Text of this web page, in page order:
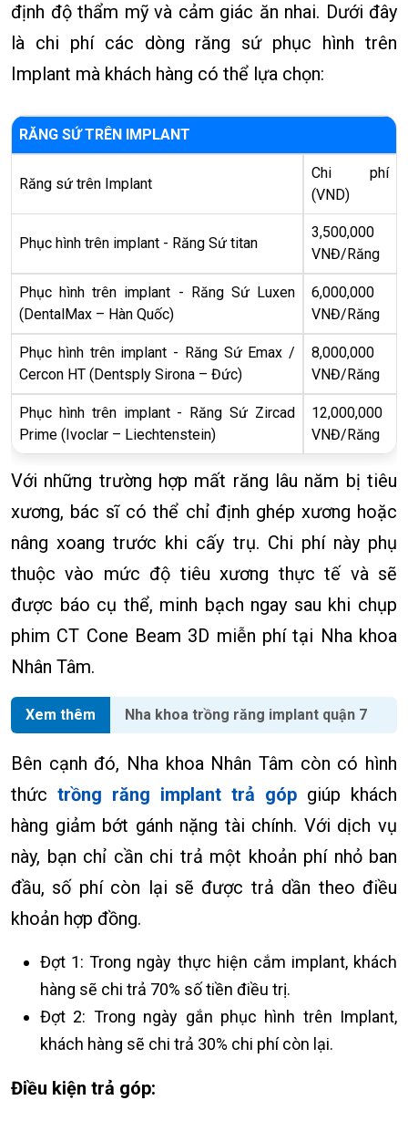
định độ thẩm mỹ và cảm giác ăn nhai. Dưới đây
là chi phí các dòng răng sứ phục hình trên
Implant mà khách hàng có thể lựa chọn:
RĂNG SỨ TRÊN IMPLANT
Răng sứ trên Implant
Chi phí
(VND)
Phục hình trên implant - Răng Sứ titan
3,500,000
VNĐ/Răng
Phục hình trên implant - Răng Sứ Luxen
(DentalMax – Hàn Quốc)
6,000,000
VNĐ/Răng
Phục hình trên implant - Răng Sứ Emax /
Cercon HT (Dentsply Sirona – Đức)
8,000,000
VNĐ/Răng
Phục hình trên implant - Răng Sứ Zircad
Prime (Ivoclar – Liechtenstein)
12,000,000
VNĐ/Răng
Với những trường hợp mất răng lâu năm bị tiêu
xương, bác sĩ có thể chỉ định ghép xương hoặc
nâng xoang trước khi cấy trụ. Chi phí này phụ
thuộc vào mức độ tiêu xương thực tế và sẽ
được báo cụ thể, minh bạch ngay sau khi chụp
phim CT Cone Beam 3D miễn phí tại Nha khoa
Nhân Tâm.
Xem thêm Nha khoa trồng răng implant quận 7
Bên cạnh đó, Nha khoa Nhân Tâm còn có hình
thức trồng răng implant trả góp giúp khách
hàng giảm bớt gánh nặng tài chính. Với dịch vụ
này, bạn chỉ cần chi trả một khoản phí nhỏ ban
đầu, số phí còn lại sẽ được trả dần theo điều
khoản hợp đồng.
Đợt 1: Trong ngày thực hiện cắm implant, khách
hàng sẽ chi trả 70% số tiền điều trị.
Đợt 2: Trong ngày gắn phục hình trên Implant,
khách hàng sẽ chi trả 30% chi phí còn lại.
Điều kiện trả góp: